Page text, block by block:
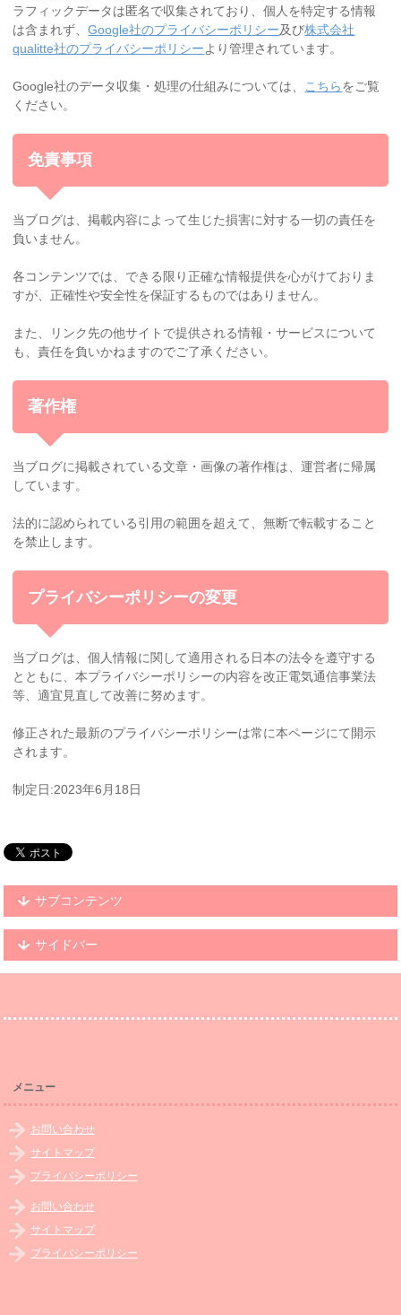
ラフィックデータは匿名で収集されており、個人を特定する情報
は含まれず、Google社のプライバシーポリシー及び株式会社
qualitte社のプライバシーポリシーより管理されています。
Google社のデータ収集・処理の仕組みについては、 こちらをご覧
ください。
免責事項
当ブログは、掲載内容によって生じた損害に対する一切の責任を
負いません。
各コンテンツでは、できる限り正確な情報提供を心がけておりま
すが、正確性や安全性を保証するものではありません。
また、リンク先の他サイトで提供される情報・サービスについて
も、責任を負いかねますのでご了承ください。
著作権
当ブログに掲載されている文章・画像の著作権は、運営者に帰属
しています。
法的に認められている引用の範囲を超えて、無断で転載すること
を禁止します。
プライバシーポリシーの変更
当ブログは、個人情報に関して適用される日本の法令を遵守する
とともに、本プライバシーポリシーの内容を改正電気通信事業法
等、適宜見直して改善に努めます。
修正された最新のプライバシーポリシーは常に本ページにて開示
されます。
制定日:2023年6月18日
サブコンテンツ
サイドバー
メニュー
お問い合わせ
サイトマップ
プライバシーポリシー
お問い合わせ
サイトマップ
プライバシーポリシー